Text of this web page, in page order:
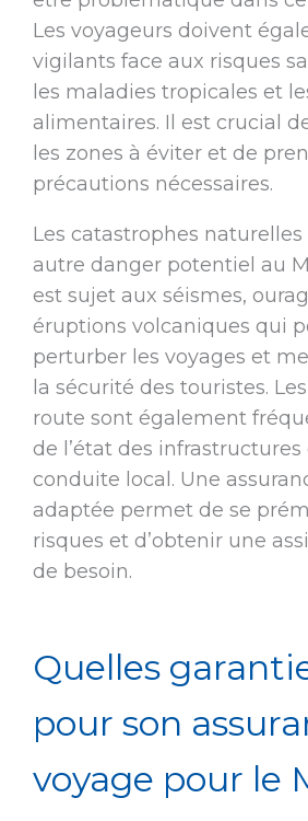
Les voyageurs doivent
vigilants face aux risques
les maladies tropicales et
alimentaires. Il est crucial
les zones à éviter et de
précautions nécessaires.
Les catastrophes
autre danger potentiel au
est sujet aux séismes,
éruptions volcaniques qui
perturber les voyages et
la sécurité des touristes.
route sont également
de l’état des
conduite local. Une
adaptée permet de se
risques et d’obtenir une
de besoin.
Quelles
pour son
voyage pour le